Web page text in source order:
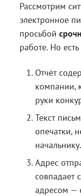
Рассмотрим
электронное
просьбой
работе. Но
Отчёт
компании,
руки
Текст
опечатки,
начальнику.
Адрес
совпадает
адресом —